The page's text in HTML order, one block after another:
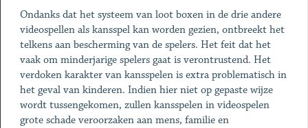
Ondanks dat het systeem van loot boxen in de drie andere
videospellen als kansspel kan worden gezien, ontbreekt het
telkens aan bescherming van de spelers. Het feit dat het
vaak om minderjarige spelers gaat is verontrustend. Het
verdoken karakter van kansspelen is extra problematisch in
het geval van kinderen. Indien hier niet op gepaste wijze
wordt tussengekomen, zullen kansspelen in videospelen
grote schade veroorzaken aan mens, familie en